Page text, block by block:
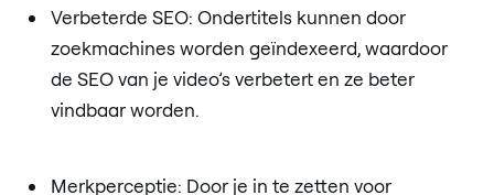
Verbeterde SEO: Ondertitels kunnen door
zoekmachines worden geïndexeerd, waardoor
de SEO van je video’s verbetert en ze beter
vindbaar worden.
Merkperceptie: Door je in te zetten voor